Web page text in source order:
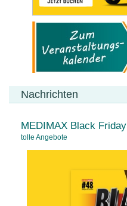
Nachrichten
MEDIMAX Black Friday
tolle Angebote